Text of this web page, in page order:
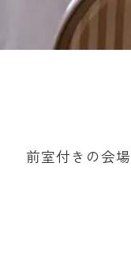
前室付きの会